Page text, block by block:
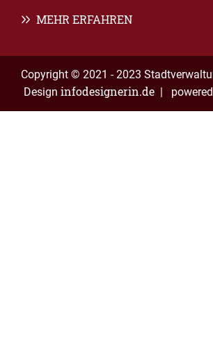
MEHR ERFAHREN
Copyright © 2021 - 2023
Design infodesignerin.de |